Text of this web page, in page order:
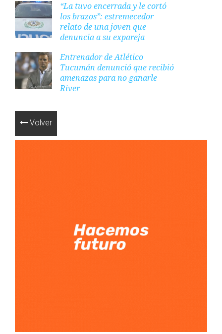
“La tuvo encerrada y le cortó
los brazos”: estremecedor
relato de una joven que
denuncia a su expareja
Entrenador de Atlético
Tucumán denunció que recibió
amenazas para no ganarle
River
Volver